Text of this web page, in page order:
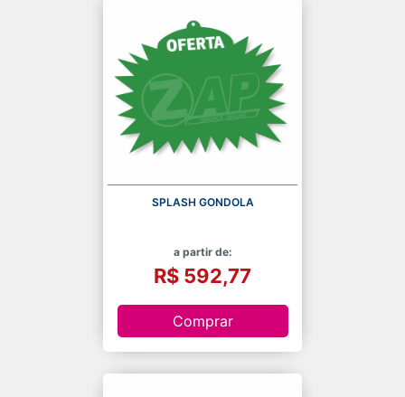
SPLASH GONDOLA
a partir de:
R$ 592,77
Comprar